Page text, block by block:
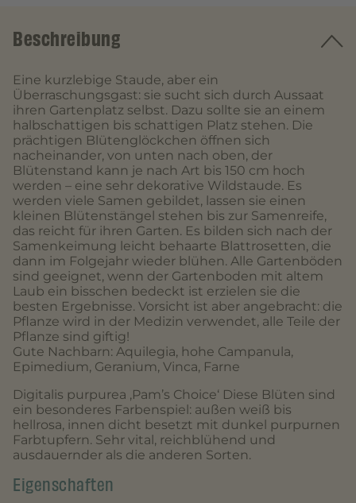
Beschreibung
Eine kurzlebige Staude, aber ein
Überraschungsgast: sie sucht sich durch Aussaat
ihren Gartenplatz selbst. Dazu sollte sie an einem
halbschattigen bis schattigen Platz stehen. Die
prächtigen Blütenglöckchen öffnen sich
nacheinander, von unten nach oben, der
Blütenstand kann je nach Art bis 150 cm hoch
werden – eine sehr dekorative Wildstaude. Es
werden viele Samen gebildet, lassen sie einen
kleinen Blütenstängel stehen bis zur Samenreife,
das reicht für ihren Garten. Es bilden sich nach der
Samenkeimung leicht behaarte Blattrosetten, die
dann im Folgejahr wieder blühen. Alle Gartenböden
sind geeignet, wenn der Gartenboden mit altem
Laub ein bisschen bedeckt ist erzielen sie die
besten Ergebnisse. Vorsicht ist aber angebracht: die
Pflanze wird in der Medizin verwendet, alle Teile der
Pflanze sind giftig!
Gute Nachbarn: Aquilegia, hohe Campanula,
Epimedium, Geranium, Vinca, Farne
Digitalis purpurea ‚Pam’s Choice‘ Diese Blüten sind
ein besonderes Farbenspiel: außen weiß bis
hellrosa, innen dicht besetzt mit dunkel purpurnen
Farbtupfern. Sehr vital, reichblühend und
ausdauernder als die anderen Sorten.
Eigenschaften